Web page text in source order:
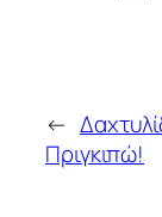
←
Πριγκιπώ!